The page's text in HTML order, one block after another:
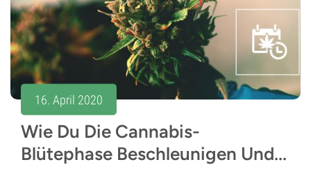
16. April 2020
Wie Du Die Cannabis-
Blütephase Beschleunigen Und...